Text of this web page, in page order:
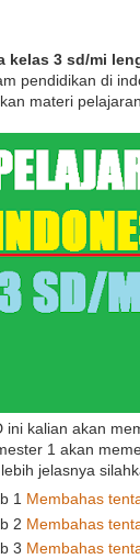
kelas 3 sd/mi
pendidikan di
materi
kalian akan
1 akan
jelasnya
1 Membahas
2 Membahas
3 Membahas